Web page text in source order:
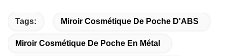
Tags: Miroir Cosmétique De Poche D'ABS
Miroir Cosmétique De Poche En Métal